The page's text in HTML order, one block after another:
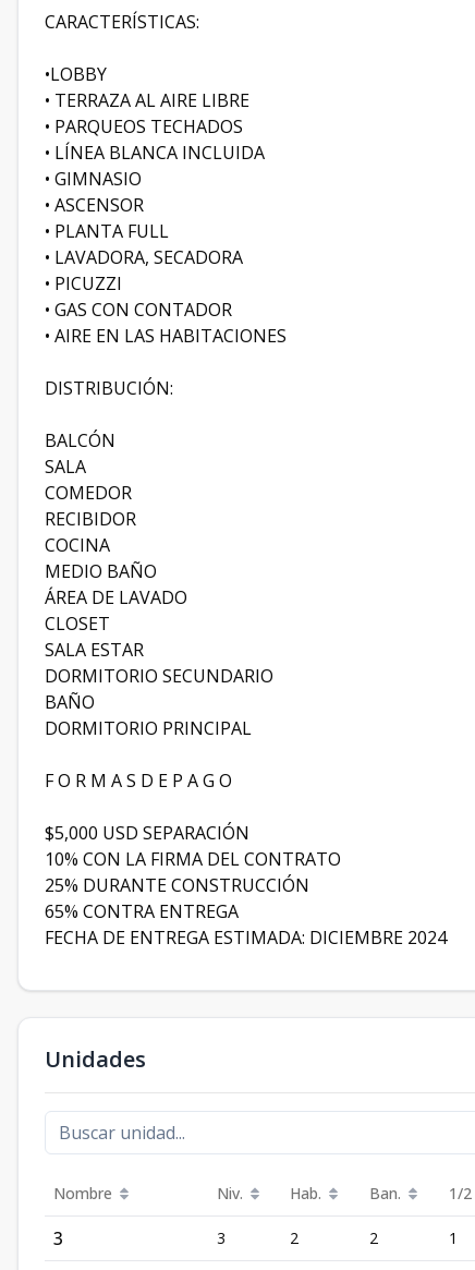
CARACTERÍSTICAS:
•LOBBY
• TERRAZA AL AIRE LIBRE
• PARQUEOS TECHADOS
• LÍNEA BLANCA INCLUIDA
• GIMNASIO
• ASCENSOR
• PLANTA FULL
• LAVADORA, SECADORA
• PICUZZI
• GAS CON CONTADOR
• AIRE EN LAS HABITACIONES
DISTRIBUCIÓN:
BALCÓN
SALA
COMEDOR
RECIBIDOR
COCINA
MEDIO BAÑO
ÁREA DE LAVADO
CLOSET
SALA ESTAR
DORMITORIO SECUNDARIO
BAÑO
DORMITORIO PRINCIPAL
F O R M A S D E P A G O
$5,000 USD SEPARACIÓN
10% CON LA FIRMA DEL CONTRATO
25% DURANTE CONSTRUCCIÓN
65% CONTRA ENTREGA
FECHA DE ENTREGA ESTIMADA: DICIEMBRE 2024
Unidades
Nombre Niv. Hab. Ban. 1/2
3 3 2 2 1